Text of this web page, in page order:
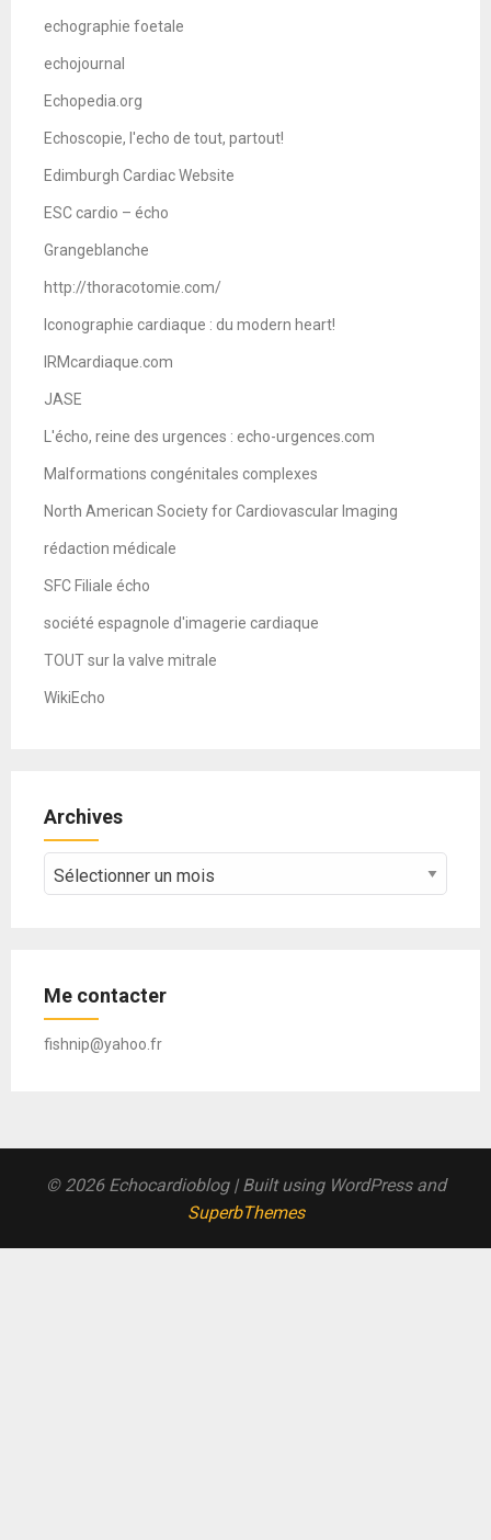
echographie foetale
echojournal
Echopedia.org
Echoscopie, l'echo de tout, partout!
Edimburgh Cardiac Website
ESC cardio – écho
Grangeblanche
http://thoracotomie.com/
Iconographie cardiaque : du modern heart!
IRMcardiaque.com
JASE
L'écho, reine des urgences : echo-urgences.com
Malformations congénitales complexes
North American Society for Cardiovascular Imaging
rédaction médicale
SFC Filiale écho
société espagnole d'imagerie cardiaque
TOUT sur la valve mitrale
WikiEcho
Archives
Me contacter
fishnip@yahoo.fr
© 2026 Echocardioblog | Built using WordPress and
SuperbThemes